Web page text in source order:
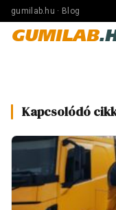
gumilab.hu · Blog
GUMILAB
Kapcsolódó